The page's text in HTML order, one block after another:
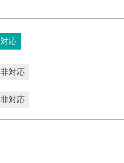
対応
非対応
非対応